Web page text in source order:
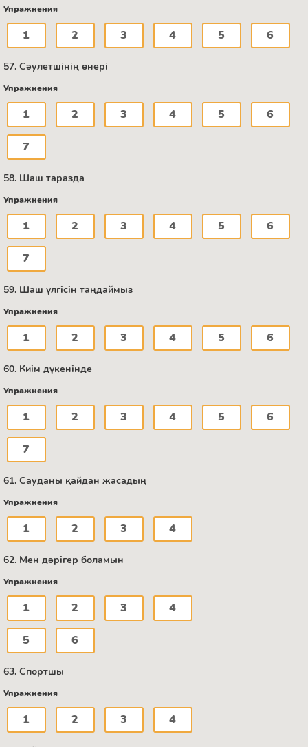
Упражнения
1 2 3 4 5 6
57. Сәулетшінің өнері
Упражнения
1 2 3 4 5 6
7
58. Шаш таразда
Упражнения
1 2 3 4 5 6
7
59. Шаш үлгісін таңдаймыз
Упражнения
1 2 3 4 5 6
60. Киім дүкенінде
Упражнения
1 2 3 4 5 6
7
61. Сауданы қайдан жасадың
Упражнения
1 2 3 4
62. Мен дәрігер боламын
Упражнения
1 2 3 4
5 6
63. Спортшы
Упражнения
1 2 3 4